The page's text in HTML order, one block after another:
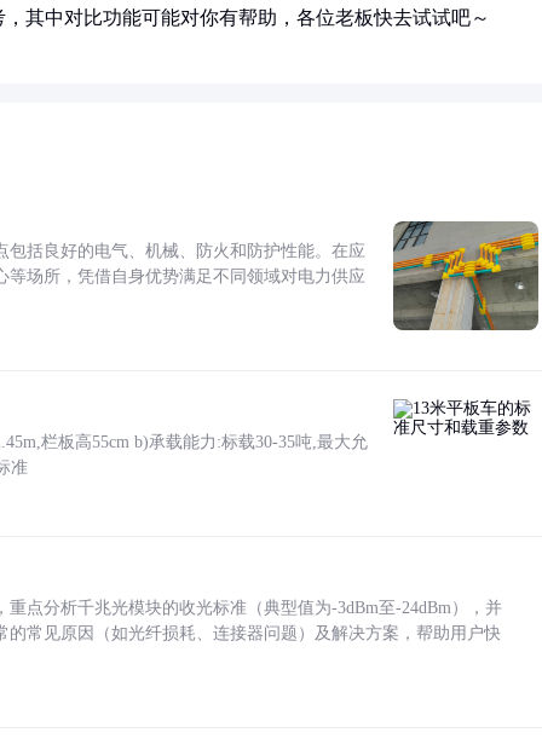
其中对比功能可能对你有帮助，各位老板快去试试吧～
括良好的电气、机械、防火和防护性能。在应
场所，凭借自身优势满足不同领域对电力供应
栏板高55cm b)承载能力:标载30-35吨,最大允
准
点分析千兆光模块的收光标准（典型值为-3dBm至-24dBm），并
常见原因（如光纤损耗、连接器问题）及解决方案，帮助用户快